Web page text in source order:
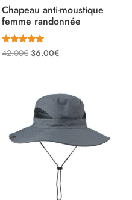
Chapeau anti-moustique
femme randonnée
Note
5.00
42.00€ Le
était :
42.00€.
36.00€
est :
36.00€.